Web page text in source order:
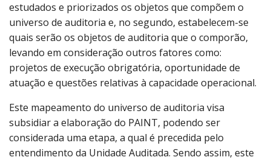
estudados e priorizados os objetos que compõem o
universo de auditoria e, no segundo, estabelecem-se
quais serão os objetos de auditoria que o comporão,
levando em consideração outros fatores como:
projetos de execução obrigatória, oportunidade de
atuação e questões relativas à capacidade operacional.
Este mapeamento do universo de auditoria visa
subsidiar a elaboração do PAINT, podendo ser
considerada uma etapa, a qual é precedida pelo
entendimento da Unidade Auditada. Sendo assim, este